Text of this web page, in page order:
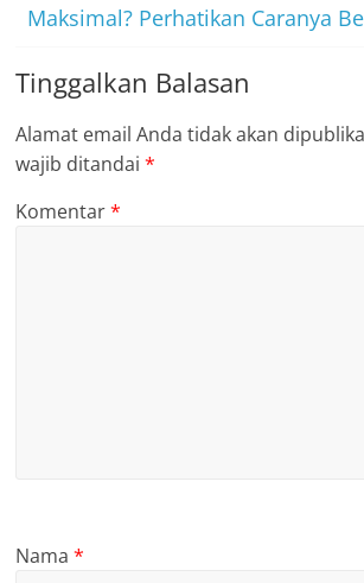
Maksimal? Perhatikan Caranya
Tinggalkan Balasan
Alamat email Anda tidak akan
wajib ditandai*
Komentar*
Nama*